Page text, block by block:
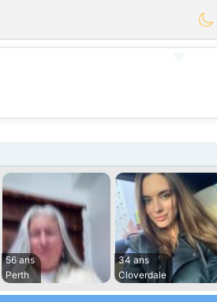
56 ans
Perth
34 ans
Cloverdale